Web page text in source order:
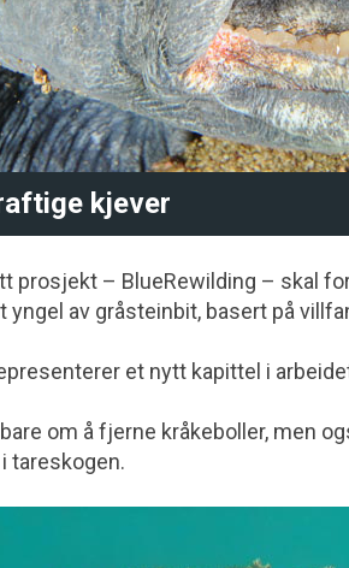
kjever
prosjekt – BlueRewilding – skal
yngel av gråsteinbit, basert på
et nytt kapittel i
om å fjerne kråkeboller, men
tareskogen.